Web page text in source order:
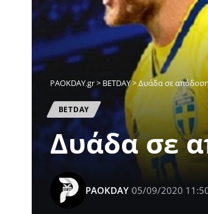
PAOKDAY.gr> ΒETDAY>Δυάδα σε
ΒETDAY
Δυάδα σε
PAOKDAY 05/09/2020